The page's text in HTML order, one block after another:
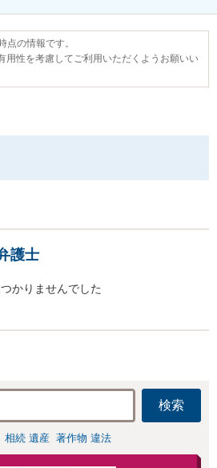
点の情報です。
用性を考慮してご利用いただくようお願いい
護士
かりませんでした
検索
相続 遺産 著作物 違法